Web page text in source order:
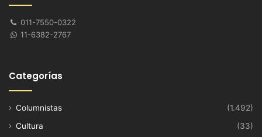
011-7550-0322
11-6382-2767
Categorías
Columnistas
(1.492)
Cultura
(33)